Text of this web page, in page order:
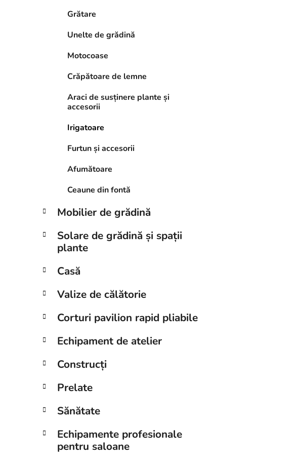
Grătare
Unelte de grădină
Motocoase
Crăpătoare de lemne
Araci de susținere plante și
accesorii
Irigatoare
Furtun și accesorii
Afumătoare
Ceaune din fontă
Mobilier de grădină
Solare de grădină și spații
plante
Casă
Valize de călătorie
Corturi pavilion rapid pliabile
Echipament de atelier
Construcți
Prelate
Sănătate
Echipamente profesionale
pentru saloane